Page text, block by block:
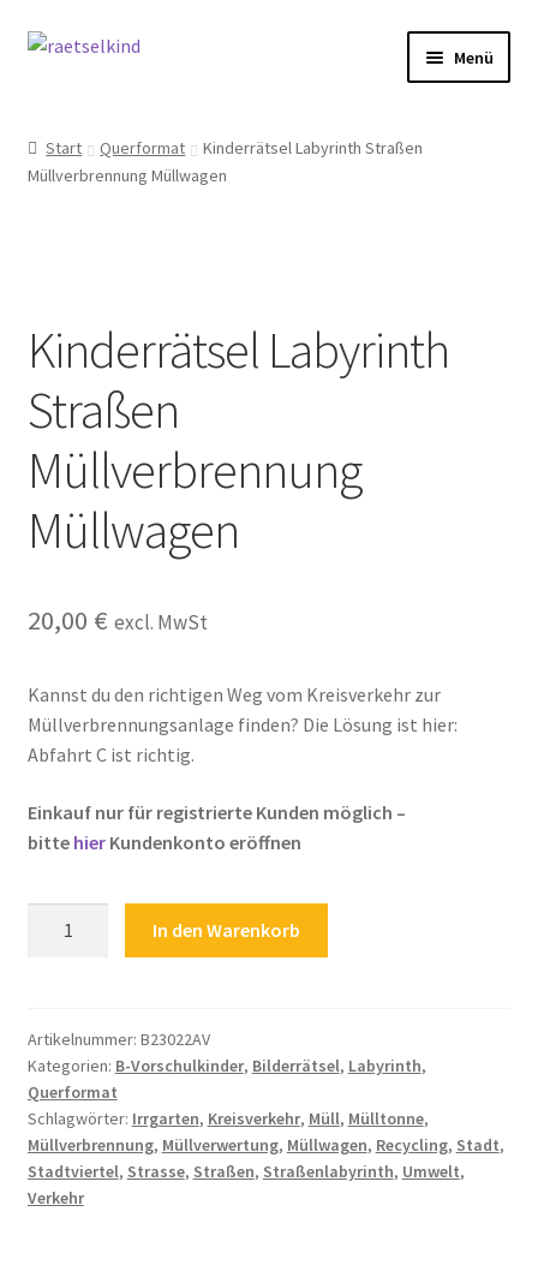
Zur
Zum
Menü
AGB
Echtheit von Bewertungen
FAQ
Impressum
Kontakt
Kostenlose Rätsel
Mein Konto
Shop
Versandarten
Widerrufsbelehrung
Zahlungsarten
Start Querformat
Kinderrätsel Labyrinth Straßen
Müllverbrennung Müllwagen
Kinderrätsel Labyrinth
Straßen
Müllverbrennung
Müllwagen
20,00 € excl. MwSt
Kannst du den richtigen Weg vom Kreisverkehr zur
Müllverbrennungsanlage finden? Die Lösung ist hier:
Abfahrt C ist richtig.
Einkauf nur für registrierte Kunden möglich –
bitte hierKundenkonto eröffnen
Müllwagen
Menge
In den Warenkorb
Artikelnummer: B23022AV
Kategorien: B-Vorschulkinder, Bilderrätsel, Labyrinth,
Querformat
Schlagwörter: Irrgarten, Kreisverkehr, Müll, Mülltonne,
Müllverbrennung, Müllverwertung, Müllwagen, Recycling, Stadt,
Stadtviertel, Strasse, Straßen, Straßenlabyrinth, Umwelt,
Verkehr